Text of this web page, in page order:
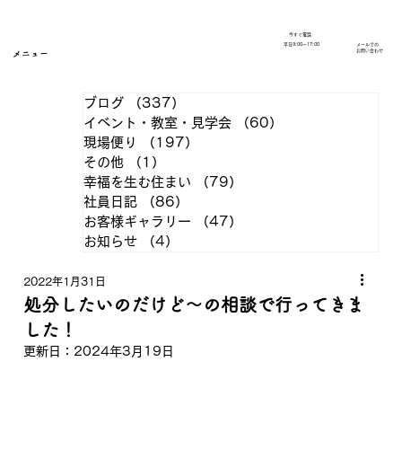
メニュー
今すぐ電話
​平日9:00～17:00
メールでの
​お問い合わせ
ブログ （337）
イベント・教室・見学会
（60）
現場便り
（197）
その他
（1）
幸福を生む住まい
（79）
社員日記
（86）
お客様ギャラリー
（47）
お知らせ
（4）
処分したいのだけど〜の相談で行ってきま
した！
2022年1月31日
更新日： 2024年3月19日